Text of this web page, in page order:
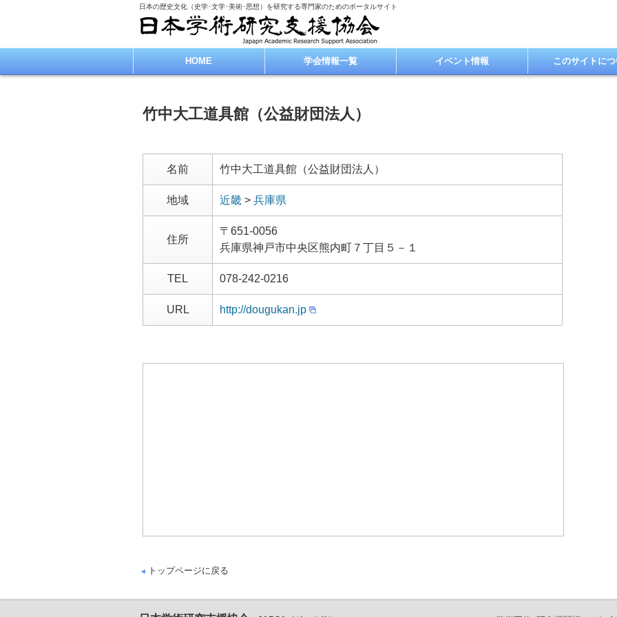
日本の歴史文化（史学･文学･美術･思想）を研究する専門家のためのポータルサイト
HOME 学会情報一覧 イベント情報 このサイトに
竹中大工道具館（公益財団法人）
名前 竹中大工道具館（公益財団法人）
地域 近畿 > 兵庫県
住所
〒651-0056
兵庫県神戸市中央区熊内町７丁目５－１
TEL 078-242-0216
URL http://dougukan.jp
トップページに戻る